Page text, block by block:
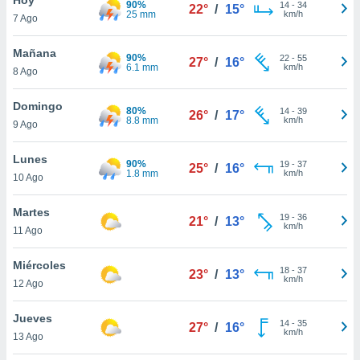
y
en
más
de
7 Ago
90%
25 mm
22° / 15° 14- 34
km/h
Mañana
8 Ago
90%
6.1 mm
27° / 16° 22- 55
km/h
Domingo
9 Ago
80%
8.8 mm
26° / 17° 14- 39
km/h
Lunes
10 Ago
90%
1.8 mm
25° / 16° 19- 37
km/h
Martes
11 Ago
21° / 13° 19- 36
km/h
Miércoles
12 Ago
23° / 13° 18- 37
km/h
Jueves
13 Ago
27° / 16° 14- 35
km/h